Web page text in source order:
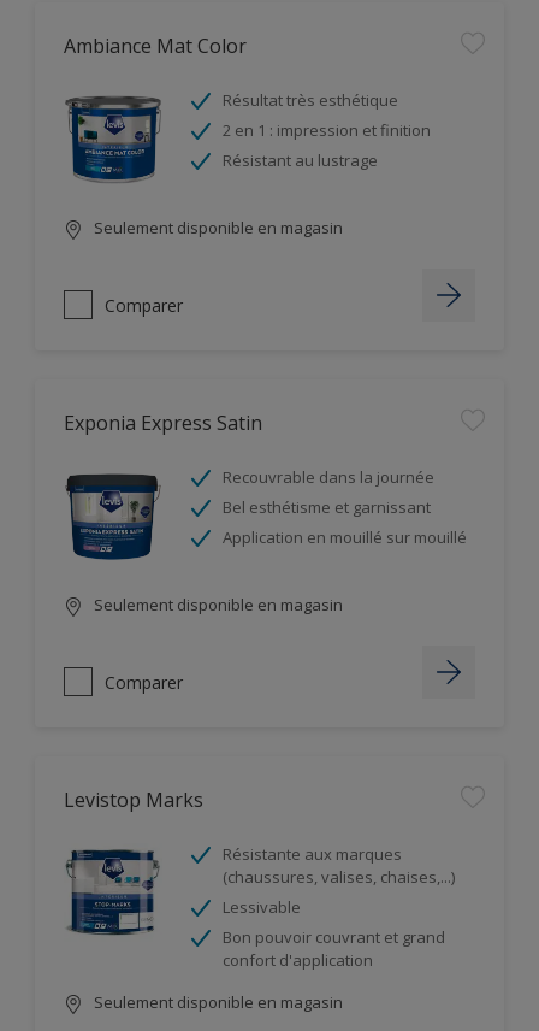
Ambiance Mat Color
Résultat très esthétique
2 en 1 : impression et finition
Résistant au lustrage
Seulement disponible en magasin
Comparer
Exponia Express Satin
Recouvrable dans la journée
Bel esthétisme et garnissant
Application en mouillé sur mouillé
Seulement disponible en magasin
Comparer
Levistop Marks
Résistante aux marques
(chaussures, valises, chaises,...)
Lessivable
Bon pouvoir couvrant et grand
confort d'application
Seulement disponible en magasin